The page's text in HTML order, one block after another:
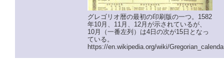
グレゴリオ暦の最初の印刷版の一つ。1582
年10月、11月、12月が示されているが、
10月（一番左列）は4日の次が15日となっ
ている。
https://en.wikipedia.org/wiki/